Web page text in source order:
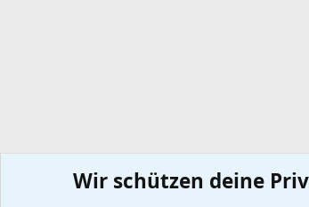
Wir schützen deine